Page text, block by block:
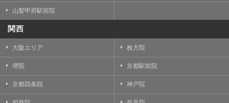
山梨甲府駅前院
関西
大阪エリア 枚方院
堺院 京都駅前院
京都四条院 神戸院